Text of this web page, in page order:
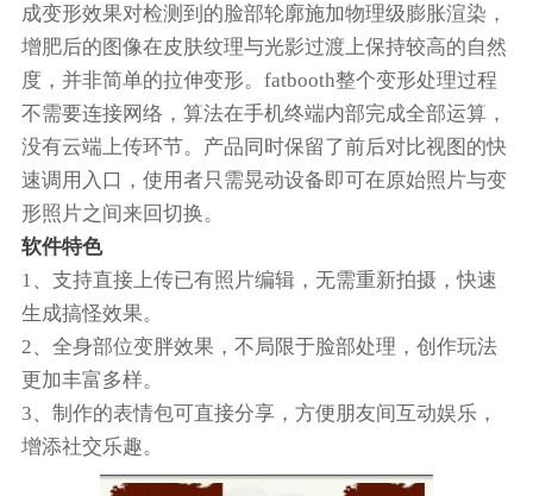
成变形效果对检测到的脸部轮廓施加物理级膨胀渲染，
增肥后的图像在皮肤纹理与光影过渡上保持较高的自然
度，并非简单的拉伸变形。fatbooth整个变形处理过程
不需要连接网络，算法在手机终端内部完成全部运算，
没有云端上传环节。产品同时保留了前后对比视图的快
速调用入口，使用者只需晃动设备即可在原始照片与变
形照片之间来回切换。
软件特色
1、支持直接上传已有照片编辑，无需重新拍摄，快速
生成搞怪效果。
2、全身部位变胖效果，不局限于脸部处理，创作玩法
更加丰富多样。
3、制作的表情包可直接分享，方便朋友间互动娱乐，
增添社交乐趣。